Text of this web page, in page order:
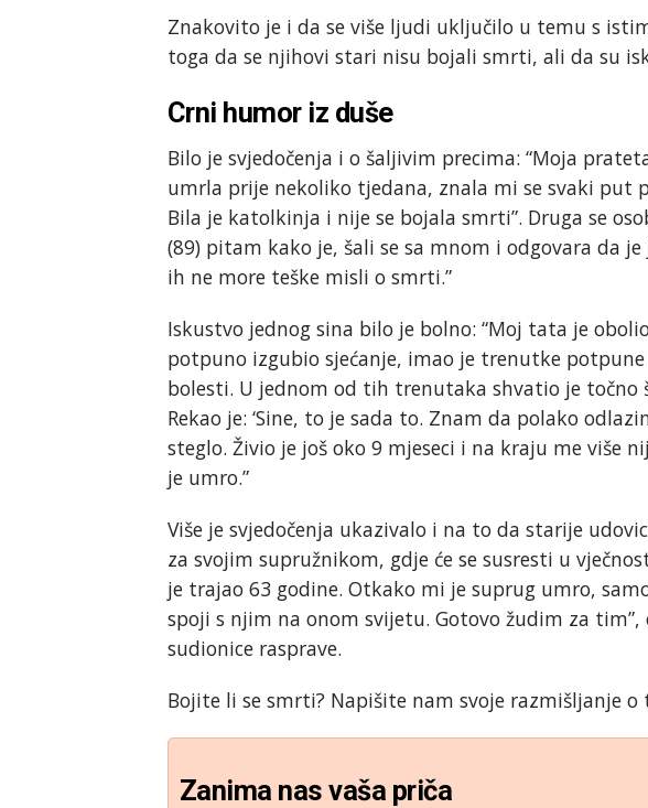
Znakovito je i da se više ljudi uključilo u temu s
toga da se njihovi stari nisu bojali smrti, ali da su
Crni humor iz duše
Bilo je svjedočenja i o šaljivim precima: “Moja
umrla prije nekoliko tjedana, znala mi se svaki put
Bila je katolkinja i nije se bojala smrti”. Druga se
(89) pitam kako je, šali se sa mnom i odgovara da
ih ne more teške misli o smrti.”
Iskustvo jednog sina bilo je bolno: “Moj tata je
potpuno izgubio sjećanje, imao je trenutke
bolesti. U jednom od tih trenutaka shvatio je točno
Rekao je: ‘Sine, to je sada to. Znam da polako
steglo. Živio je još oko 9 mjeseci i na kraju me više
je umro.”
Više je svjedočenja ukazivalo i na to da starije
za svojim supružnikom, gdje će se susresti u
je trajao 63 godine. Otkako mi je suprug umro,
spoji s njim na onom svijetu. Gotovo žudim za tim”,
sudionice rasprave.
Bojite li se smrti? Napišite nam svoje razmišljanje o
Zanima nas vaša priča